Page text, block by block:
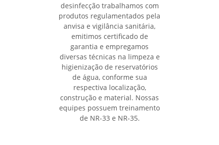
desinfecção trabalhamos com
produtos regulamentados pela
anvisa e vigilância sanitária,
emitimos certificado de
garantia e empregamos
diversas técnicas na limpeza e
higienização de reservatórios
de água, conforme sua
respectiva localização,
construção e material. Nossas
equipes possuem treinamento
de NR-33 e NR-35.